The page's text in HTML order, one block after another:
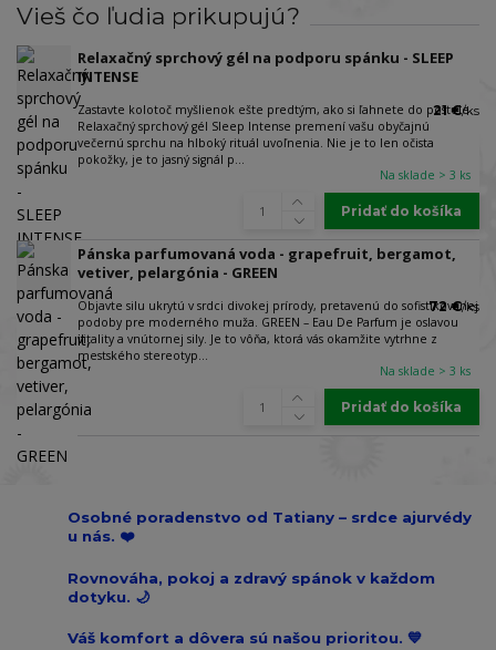
Vieš čo ľudia prikupujú?
Relaxačný sprchový gél na podporu spánku - SLEEP
INTENSE
Zastavte kolotoč myšlienok ešte predtým, ako si ľahnete do postele.
Relaxačný sprchový gél Sleep Intense premení vašu obyčajnú
večernú sprchu na hlboký rituál uvoľnenia. Nie je to len očista
pokožky, je to jasný signál p...
21 €/ks
Na sklade > 3 ks
Pridať do košíka
Pánska parfumovaná voda - grapefruit, bergamot,
vetiver, pelargónia - GREEN
Objavte silu ukrytú v srdci divokej prírody, pretavenú do sofistikovanej
podoby pre moderného muža. GREEN – Eau De Parfum je oslavou
vitality a vnútornej sily. Je to vôňa, ktorá vás okamžite vytrhne z
mestského stereotyp...
72 €/ks
Na sklade > 3 ks
Pridať do košíka
Osobné poradenstvo od Tatiany – srdce ajurvédy
u nás. ❤️
Rovnováha, pokoj a zdravý spánok v každom
dotyku. 🌙
Váš komfort a dôvera sú našou prioritou. 💙